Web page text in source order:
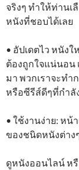
จริงๆ ทำให้ท่าน
หนังที่ชอบได้เลย
• อัปเดตไว หนัง
ต้องถูกใจแน่นอน
มา พวกเราจะท
หรือซีรีส์ดีๆที่กำ
• ใช้งานง่าย: หน้
ของชนิดหนังต่าง
ดูหนังออนไลน์ ห